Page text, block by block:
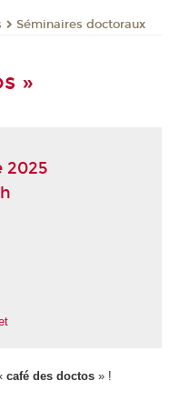
Séminaires doctoraux
»
2025
café des doctos » !